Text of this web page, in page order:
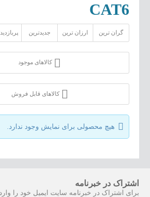
CAT6
گران ترین ارزان ترین جدیدترین
کالاهای موجود
کالاهای قابل فروش
هیچ محصولی برای نمایش وجود ندارد.
اشتراک در خبرنامه
برای اشتراک در خبرنامه سایت ایمیل خود را وارد